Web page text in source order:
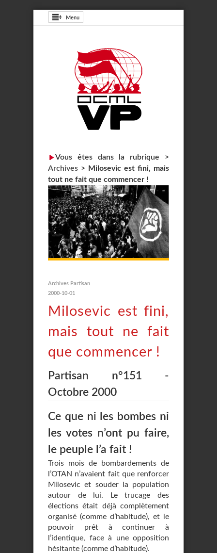
Menu
Vous êtes dans la rubrique >
Archives >
Milosevic est fini, mais
tout ne fait que commencer !
Archives Partisan
2000-10-01
Milosevic est fini,
mais tout ne fait
que commencer !
Partisan n°151 -
Octobre 2000
Ce que ni les bombes ni
les votes n’ont pu faire,
le peuple l’a fait !
Trois mois de bombardements de
l’OTAN n’avaient fait que renforcer
Milosevic et souder la population
autour de lui. Le trucage des
élections était déjà complètement
organisé (comme d’habitude), et le
pouvoir prêt à continuer à
l’identique, face à une opposition
hésitante (comme d’habitude).